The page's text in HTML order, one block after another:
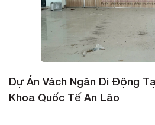
Dự Án Vách Ngăn Di Động
Khoa Quốc Tế An Lão